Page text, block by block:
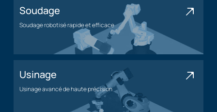
Soudage
Soudage robotisé rapide et efficace
Application de soudage
Usinage
Usinage avancé de haute précision
Application d'usinage